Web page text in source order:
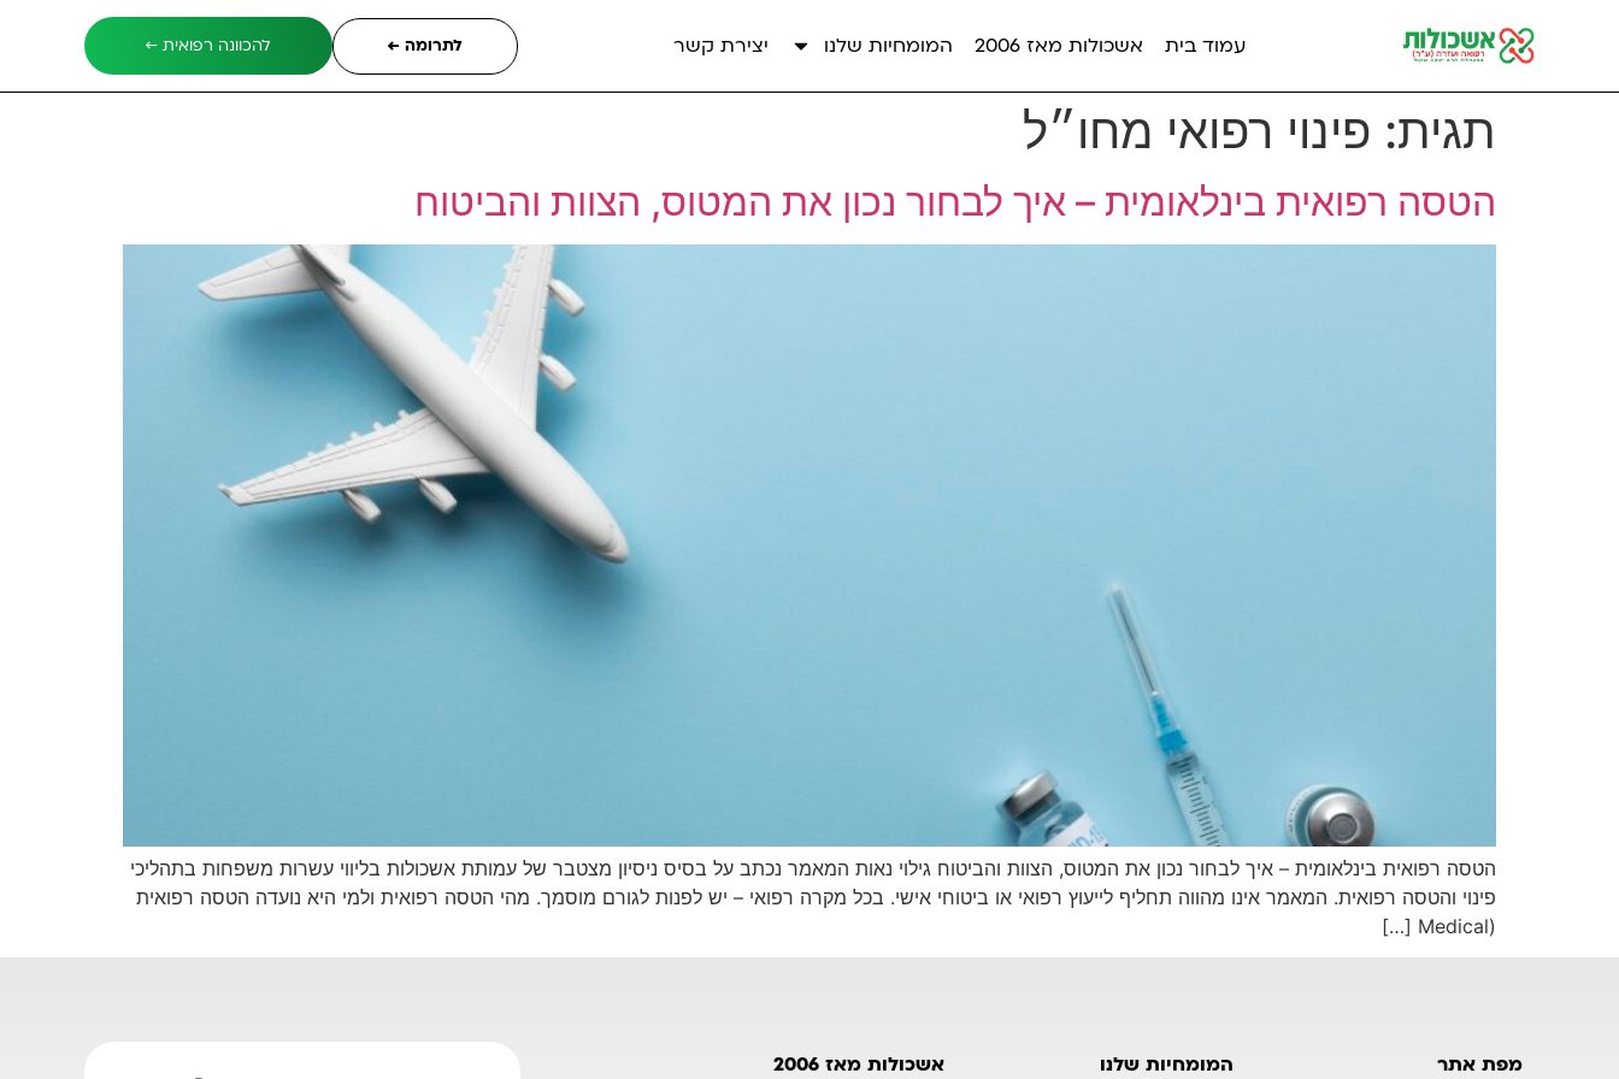
עמוד בית אשכולות מאז 2006 המומחיות שלנו יצירת קשר לתרומה ← להכוונה רפואית ←
תגית: פינוי רפואי מחו״ל
הטסה רפואית בינלאומית – איך לבחור נכון את המטוס, הצוות והביטוח
הטסה רפואית בינלאומית – איך לבחור נכון את המטוס, הצוות והביטוח גילוי נאות המאמר נכתב על בסיס ניסיון מצטבר של עמותת אשכולות בליווי עשרות משפחות בתהליכי
פינוי והטסה רפואית. המאמר אינו מהווה תחליף לייעוץ רפואי או ביטוחי אישי. בכל מקרה רפואי – יש לפנות לגורם מוסמך. מהי הטסה רפואית ולמי היא נועדה הטסה רפואית
(Medical […]
מפת אתר המומחיות שלנו
אשכולות מאז 2006